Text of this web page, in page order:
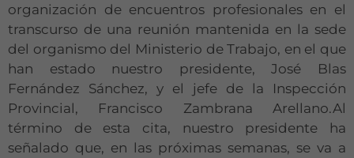
organización de encuentros profesionales en el
transcurso de una reunión mantenida en la sede
del organismo del Ministerio de Trabajo, en el que
han estado nuestro presidente, José Blas
Fernández Sánchez, y el jefe de la Inspección
Provincial, Francisco Zambrana Arellano.Al
término de esta cita, nuestro presidente ha
señalado que, en las próximas semanas, se va a